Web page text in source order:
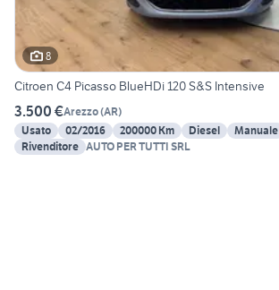
8
Citroen C4 Picasso BlueHDi 120 S&S Intensive
3.500 €Arezzo(AR)
Usato
02/2016 200000 Km Diesel Manuale
Rivenditore AUTO PER TUTTI SRL